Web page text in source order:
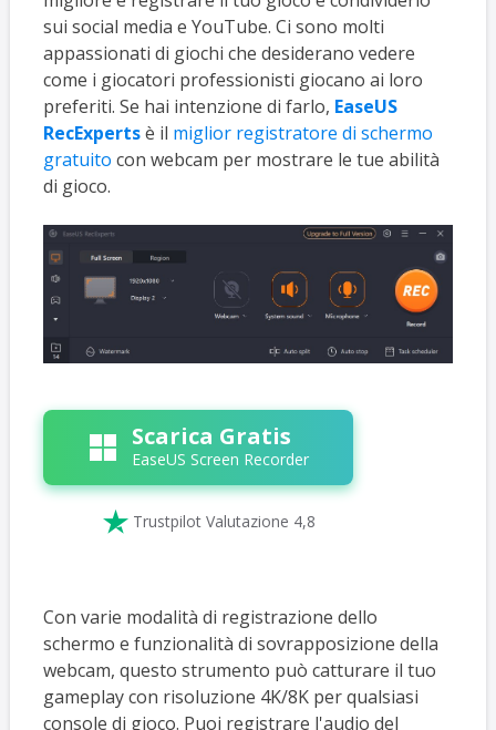
sui social media e YouTube. Ci sono molti
appassionati di giochi che desiderano vedere
come i giocatori professionisti giocano ai loro
preferiti. Se hai intenzione di farlo, EaseUS
RecExpertsè il miglior registratore di schermo
gratuito con webcam per mostrare le tue abilità
di gioco.
Scarica Gratis
EaseUS Screen Recorder
 Trustpilot Valutazione 4,8
Con varie modalità di registrazione dello
schermo e funzionalità di sovrapposizione della
webcam, questo strumento può catturare il tuo
gameplay con risoluzione 4K/8K per qualsiasi
console di gioco. Puoi registrare l'audio del